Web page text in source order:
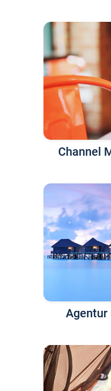
Channel
Agentur